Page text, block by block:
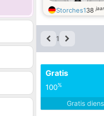
Storches138
1
Gratis
100%
Gratis